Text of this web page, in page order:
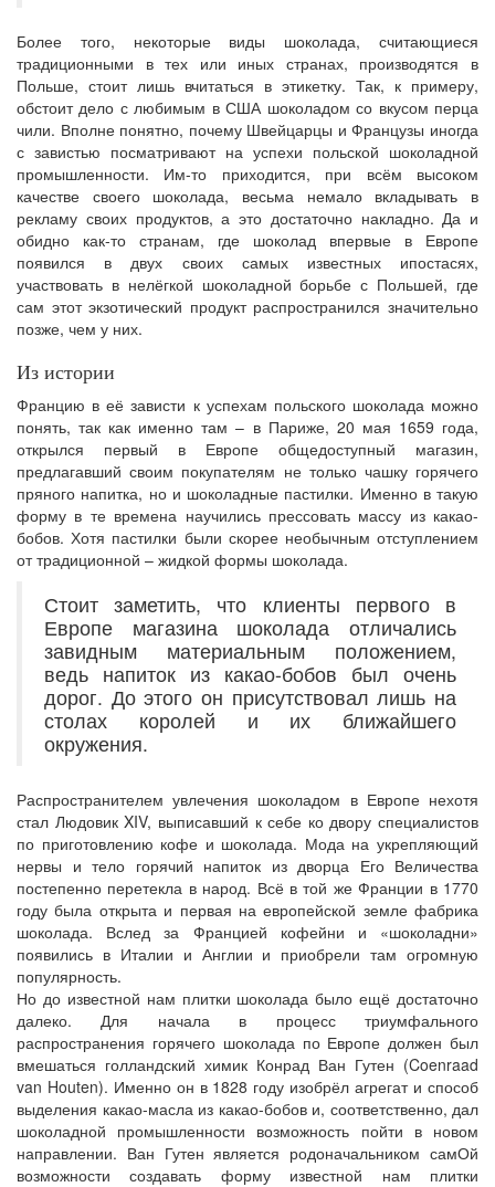
Более того, некоторые виды шоколада, считающиеся
традиционными в тех или иных странах, производятся в
Польше, стоит лишь вчитаться в этикетку. Так, к примеру,
обстоит дело с любимым в США шоколадом со вкусом перца
чили. Вполне понятно, почему Швейцарцы и Французы иногда
с завистью посматривают на успехи польской шоколадной
промышленности. Им-то приходится, при всём высоком
качестве своего шоколада, весьма немало вкладывать в
рекламу своих продуктов, а это достаточно накладно. Да и
обидно как-то странам, где шоколад впервые в Европе
появился в двух своих самых известных ипостасях,
участвовать в нелёгкой шоколадной борьбе с Польшей, где
сам этот экзотический продукт распространился значительно
позже, чем у них.
Из истории
Францию в её зависти к успехам польского шоколада можно
понять, так как именно там – в Париже, 20 мая 1659 года,
открылся первый в Европе общедоступный магазин,
предлагавший своим покупателям не только чашку горячего
пряного напитка, но и шоколадные пастилки. Именно в такую
форму в те времена научились прессовать массу из какао-
бобов. Хотя пастилки были скорее необычным отступлением
от традиционной – жидкой формы шоколада.
Стоит заметить, что клиенты первого в
Европе магазина шоколада отличались
завидным материальным положением,
ведь напиток из какао-бобов был очень
дорог. До этого он присутствовал лишь на
столах королей и их ближайшего
окружения.
Распространителем увлечения шоколадом в Европе нехотя
стал Людовик XIV, выписавший к себе ко двору специалистов
по приготовлению кофе и шоколада. Мода на укрепляющий
нервы и тело горячий напиток из дворца Его Величества
постепенно перетекла в народ. Всё в той же Франции в 1770
году была открыта и первая на европейской земле фабрика
шоколада. Вслед за Францией кофейни и «шоколадни»
появились в Италии и Англии и приобрели там огромную
популярность.
Но до известной нам плитки шоколада было ещё достаточно
далеко. Для начала в процесс триумфального
распространения горячего шоколада по Европе должен был
вмешаться голландский химик Конрад Ван Гутен (Coenraad
van Houten). Именно он в 1828 году изобрёл агрегат и способ
выделения какао-масла из какао-бобов и, соответственно, дал
шоколадной промышленности возможность пойти в новом
направлении. Ван Гутен является родоначальником самОй
возможности создавать форму известной нам плитки